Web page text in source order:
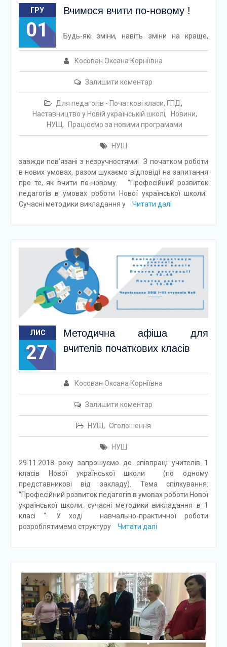
ГРУ
01
Вчимося вчити по-новому !
Косован Оксана Корніївна
Залишити коментар
Для педагогів - Початкові класи, ГПД,
Наставництво у Новій українській школі, Новини,
НУШ, Працюємо за новими програмами
НУШ
Будь-які зміни, навіть зміни на краще,
завжди пов’язані з незручностями! З початком роботи
в нових умовах, разом шукаємо відповіді на запитання
про те, як вчити по-новому. “Професійний розвиток
педагогів в умовах роботи Нової української школи.
Сучасні методики викладання у
Читати далі
ЛИС
27
Методична афіша для
вчителів початкових класів
Косован Оксана Корніївна
Залишити коментар
НУШ , Оголошення
НУШ
29.11.2018 року запрошуємо до співпраці учителів 1
класів Нової української школи (по одному
представникові від закладу). Тема спілкування:
“Професійний розвиток педагогів в умовах роботи Нової
української школи: сучасні методики викладання в 1
класі “. У ході навчально-практичної роботи
розроблятимемо структуру
Читати далі